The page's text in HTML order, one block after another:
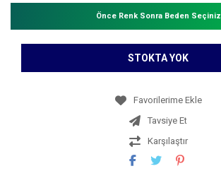
Önce Renk Sonra Beden Seçiniz
STOKTA YOK
Tavsiye Et
Karşılaştır